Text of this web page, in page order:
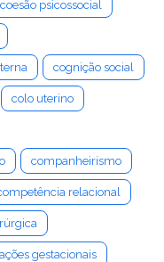
coesão psicossocial
cognição social
colo uterino
companheirismo
relacional
gestacionais